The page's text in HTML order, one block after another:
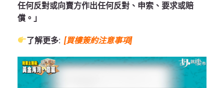
任何反對或向賣方作出任何反對、申索、要求或賠
償。」
了解更多: [買樓簽約注意事項]